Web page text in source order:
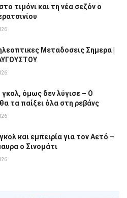
τιμόνι και τη νέα σεζόν ο
Μεταδοσεις Σημερα |
γκολ, όμως δεν λύγισε – Ο
τα παίξει όλα στη ρεβάνς
και εμπειρία για τον Αετό –
ο Σινομάτι